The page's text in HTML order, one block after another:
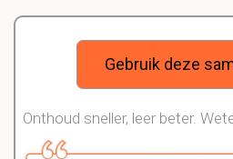
Gebruik deze
Onthoud sneller, leer beter.